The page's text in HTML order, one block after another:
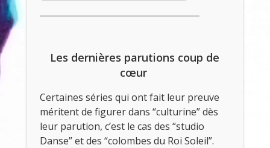
Les dernières parutions coup de
cœur
Certaines séries qui ont fait leur preuve
méritent de figurer dans “culturine” dès
leur parution, c’est le cas des “studio
Danse” et des “colombes du Roi Soleil”.